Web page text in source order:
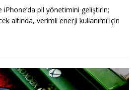
pil yönetimini geliştirin;
altında, verimli enerji kullanımı için